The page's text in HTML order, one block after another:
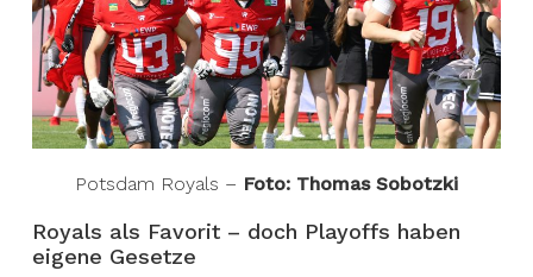
Potsdam Royals – Foto: Thomas Sobotzki
Royals als Favorit – doch Playoffs haben
eigene Gesetze